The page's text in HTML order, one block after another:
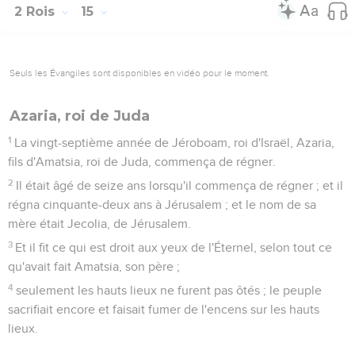
2 Rois 15
Seuls les Évangiles sont disponibles en vidéo pour le moment.
Azaria, roi de Juda
1 La vingt-septième année de Jéroboam, roi d'Israël, Azaria,
fils d'Amatsia, roi de Juda, commença de régner.
2 Il était âgé de seize ans lorsqu'il commença de régner ; et il
régna cinquante-deux ans à Jérusalem ; et le nom de sa
mère était Jecolia, de Jérusalem.
3 Et il fit ce qui est droit aux yeux de l'Éternel, selon tout ce
qu'avait fait Amatsia, son père ;
4 seulement les hauts lieux ne furent pas ôtés ; le peuple
sacrifiait encore et faisait fumer de l'encens sur les hauts
lieux.